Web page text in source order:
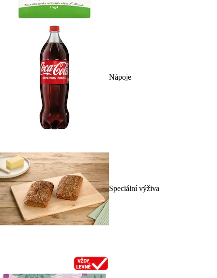
Nápoje
Speciální výživa